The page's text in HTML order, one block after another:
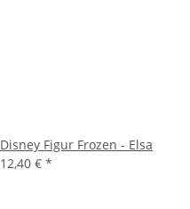
Disney Figur Frozen - Elsa
12,40 € *